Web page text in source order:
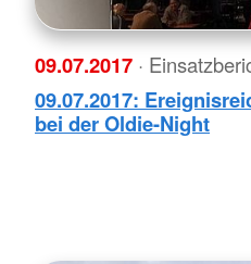
09.07.2017 ·
09.07.2017:
bei der Oldie-Night